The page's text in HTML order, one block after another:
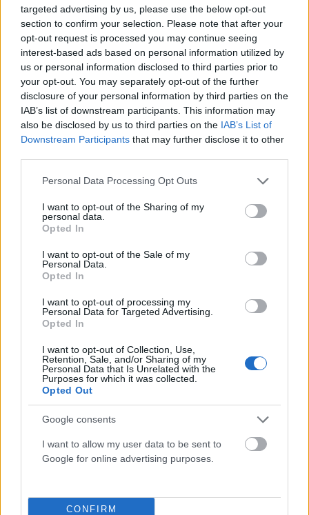
targeted advertising by us, please use the below opt-out
section to confirm your selection. Please note that after your
opt-out request is processed you may continue seeing
interest-based ads based on personal information utilized by
us or personal information disclosed to third parties prior to
your opt-out. You may separately opt-out of the further
disclosure of your personal information by third parties on the
IAB’s list of downstream participants. This information may
also be disclosed by us to third parties on the IAB’s List of
Downstream Participants that may further disclose it to other
Please note that this website/app uses one or more Google
not limited to your visit or usage behaviour. You may click to
grant or deny consent to Google and its third-party tags to
use your data for below specified purposes in below Google
consent section.
Personal Data Processing Opt Outs
I want to opt-out of the Sharing of my
personal data.
Opted In
I want to opt-out of the Sale of my
Personal Data.
Opted In
I want to opt-out of processing my
Personal Data for Targeted Advertising.
Opted In
I want to opt-out of Collection, Use,
Retention, Sale, and/or Sharing of my
Personal Data that Is Unrelated with the
Purposes for which it was collected.
Opted Out
Google consents
I want to allow my user data to be sent to
Google for online advertising purposes.
CONFIRM
Η συγκλονιστική στιγμή που το Artemis II ξεπερνά
το ρεκόρ του Apollo 13 (βίντεο)
ΑΝΑΡΤΗΘΗΚΕ ΑΠΟΆΛΚΗΣΤΗ ΓΑΤΟΠΟΎΛΟΥ 6 ΑΠΡΙΛΊΟΥ 2026
Ένα νέο κεφάλαιο στην ιστορία της ανθρωπότητας άνοιξε το
Artemis II: Η ώρα άφιξης στην «αθέατη πλευρά» της
Σελήνης πλησιάζει – Το χρονοδιάγραμμα της
αποστολής
ΑΝΑΡΤΗΘΗΚΕ ΑΠΟΆΛΚΗΣΤΗ ΓΑΤΟΠΟΎΛΟΥ 6 ΑΠΡΙΛΊΟΥ 2026